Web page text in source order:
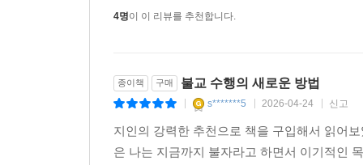
4명이 이 리뷰를 추천합니다.
종이책 구매 불교 수행의 새로운 방법
s*******5 2026-04-24 신고
지인의 강력한 추천으로 책을 구입해서 읽어
은 나는 지금까지 불자라고 하면서 이기적인